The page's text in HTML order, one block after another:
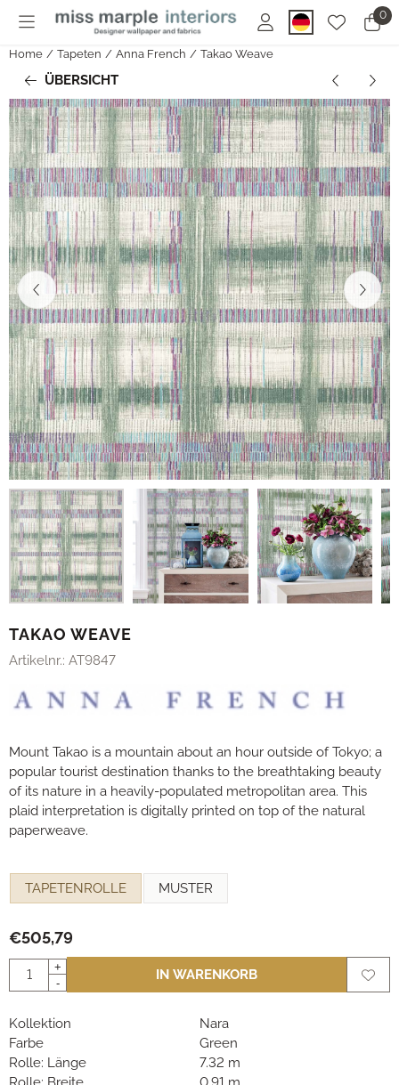
Cookie-Einstellungen sind derzeit geschlossen. 0
Home / Tapeten / Anna French / Takao Weave
ÜBERSICHT
TAKAO WEAVE
Artikelnr.: AT9847
Mount Takao is a mountain about an hour outside of Tokyo; a
popular tourist destination thanks to the breathtaking beauty
of its nature in a heavily-populated metropolitan area. This
plaid interpretation is digitally printed on top of the natural
paperweave.
TAPETENROLLE MUSTER
€505,79
Anzahl
+
-
IN WARENKORB
Kollektion
Nara
Farbe
Green
Rolle: Länge
7.32 m